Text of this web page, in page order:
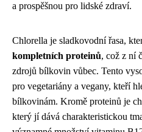
a prospěšnou pro lidské zdraví.
Chlorella je sladkovodní řasa,
kompletních proteinů, což z ní
zdrojů bílkovin vůbec. Tento
pro vegetariány a vegany, kteří
bílkovinám. Kromě proteinů je
který jí dává charakteristickou